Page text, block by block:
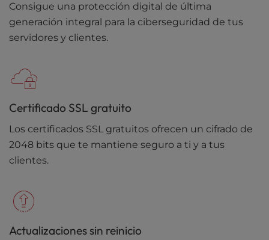
Consigue una protección digital de última
generación integral para la ciberseguridad de tus
servidores y clientes.
Certificado SSL gratuito
Los certificados SSL gratuitos ofrecen un cifrado de
2048 bits que te mantiene seguro a ti y a tus
clientes.
Actualizaciones sin reinicio